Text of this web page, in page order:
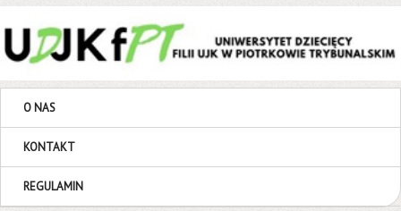
O NAS
KONTAKT
REGULAMIN